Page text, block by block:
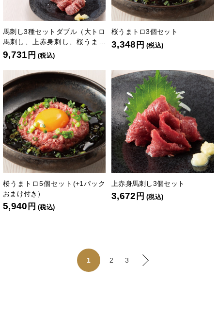
馬刺し3種セットダブル（大トロ
馬刺し、上赤身刺し、桜うまト
ロ各2個）
9,731 円 (税込)
桜うまトロ3個セット
3,348 円 (税込)
桜うまトロ5個セット(+1パック
おまけ付き）
5,940 円 (税込)
上赤身馬刺し3個セット
3,672 円 (税込)
1 2 3